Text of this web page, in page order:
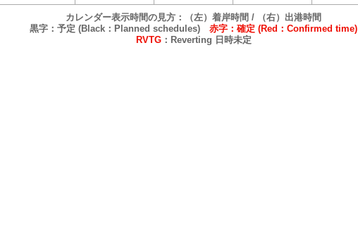
カレンダー表示時間の見方：（左）着岸時間 / （右）出港時間
黒字：予定 (Black：Planned schedules) 赤字：確定 (Red：Confirmed time)
RVTG：Reverting 日時未定